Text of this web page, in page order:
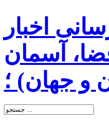
اخبار
آسمان
و جهان) ؛